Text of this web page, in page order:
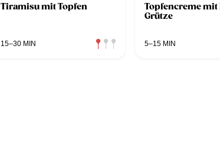
Tiramisu mit Topfen
15–30 MIN
Topfencreme mit
Grütze
5–15 MIN